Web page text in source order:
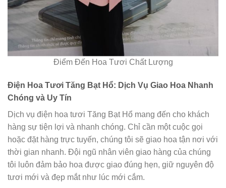
Điểm Đến Hoa Tươi Chất Lượng
Điện Hoa Tươi Tăng Bạt Hổ: Dịch Vụ Giao Hoa Nhanh
Chóng và Uy Tín
Dịch vụ điện hoa tươi Tăng Bạt Hổ mang đến cho khách
hàng sự tiện lợi và nhanh chóng. Chỉ cần một cuộc gọi
hoặc đặt hàng trực tuyến, chúng tôi sẽ giao hoa tận nơi với
thời gian nhanh. Đội ngũ nhân viên giao hàng của chúng
tôi luôn đảm bảo hoa được giao đúng hẹn, giữ nguyên độ
tươi mới và đẹp mắt như lúc mới cắm.